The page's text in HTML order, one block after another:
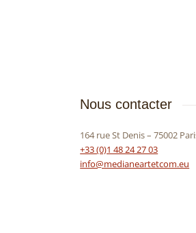
Nous contacter
164 rue St Denis – 75002
+33 (0)1 48 24 27 03
info@medianeartetcom.eu